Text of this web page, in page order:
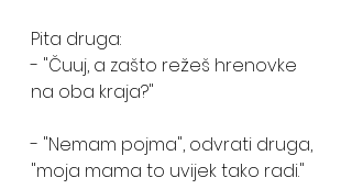
Pita druga:
- "Čuuj, a zašto režeš hrenovke
na oba kraja?"
- "Nemam pojma", odvrati druga,
"moja mama to uvijek tako radi."